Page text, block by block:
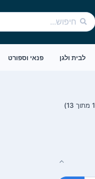
לבית ולגן פנאי וספורט